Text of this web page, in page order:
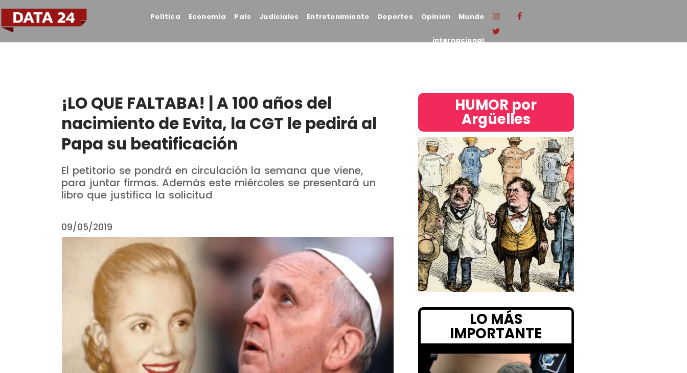
Política Economía País Judiciales Entretenimiento Deportes Opinion Mundo
internacional
¡LO QUE FALTABA! | A 100 años del
nacimiento de Evita, la CGT le pedirá al
Papa su beatificación
El petitorio se pondrá en circulación la semana que viene,
para juntar firmas. Además este miércoles se presentará un
libro que justifica la solicitud
09/05/2019
HUMOR por
Argüelles​
LO MÁS
IMPORTANTE